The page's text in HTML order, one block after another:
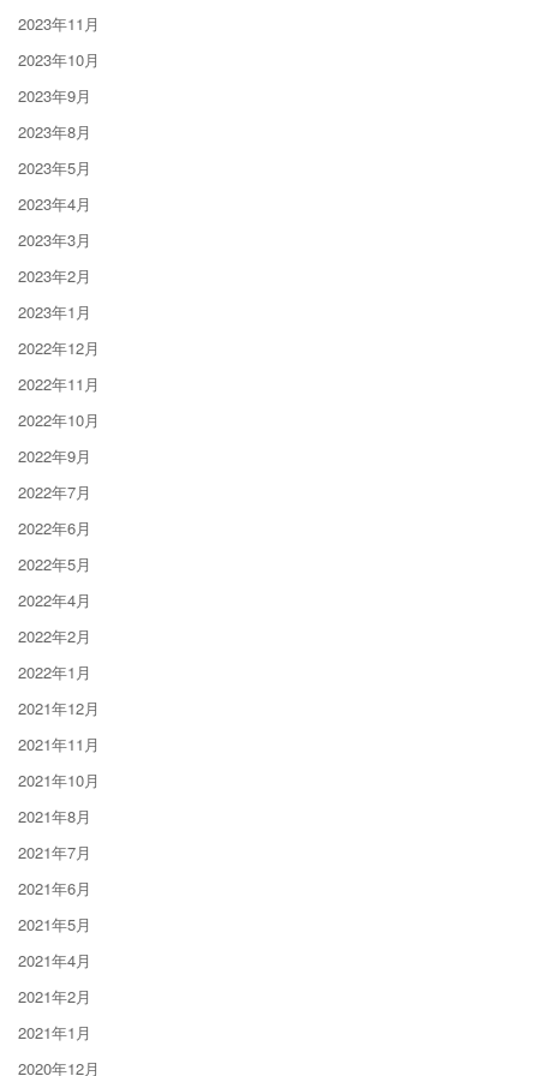
2023年11月
2023年10月
2023年9月
2023年8月
2023年5月
2023年4月
2023年3月
2023年2月
2023年1月
2022年12月
2022年11月
2022年10月
2022年9月
2022年7月
2022年6月
2022年5月
2022年4月
2022年2月
2022年1月
2021年12月
2021年11月
2021年10月
2021年8月
2021年7月
2021年6月
2021年5月
2021年4月
2021年2月
2021年1月
2020年12月